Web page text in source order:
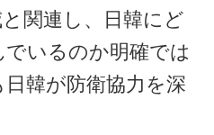
関連し、日韓にど
いるのか明確では
韓が防衛協力を深